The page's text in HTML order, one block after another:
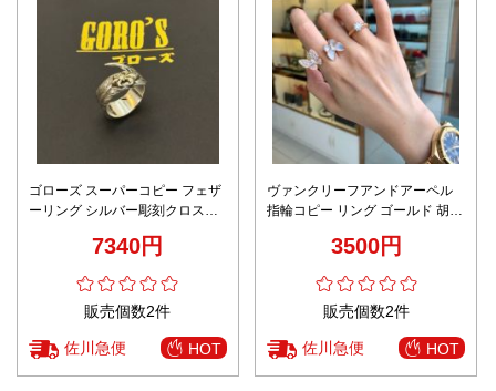
ゴローズ スーパーコピー フェザ
ーリング シルバー彫刻クロス装
7340円
販売個数2件
佐川急便 HOT
ヴァンクリーフアンドアーペル
指輪コピー リング ゴールド 胡蝶
3500円
販売個数2件
佐川急便 HOT